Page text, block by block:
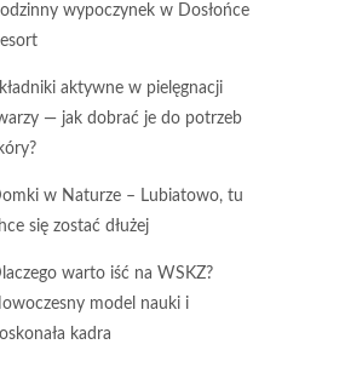
wypoczynek w Dosłońce
aktywne w pielęgnacji
— jak dobrać je do potrzeb
w Naturze – Lubiatowo, tu
się zostać dłużej
warto iść na WSKZ?
model nauki i
kadra